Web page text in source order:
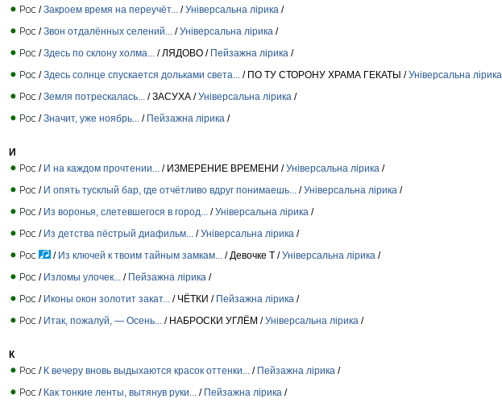
/Закроем время на переучёт... /Універсальна лірика /
/Звон отдалённых селений... /Універсальна лірика /
/Здесь по склону холма... / ЛЯДОВО / Пейзажна лірика /
/Здесь солнце спускается дольками света... / ПО ТУ СТОРОНУ ХРАМА ГЕКАТЫ /Універсальна лірика
/Земля потрескалась... / ЗАСУХА /Універсальна лірика /
/Значит, уже ноябрь... / Пейзажна лірика /
И
/ И на каждом прочтении... / ИЗМЕРЕНИЕ ВРЕМЕНИ /Універсальна лірика /
/ И опять тусклый бар, где отчётливо вдруг понимаешь... /Універсальна лірика /
/ Из воронья, слетевшегося в город... /Універсальна лірика /
/ Из детства пёстрый диафильм... /Універсальна лірика /
/ Из ключей к твоим тайным замкам... / Девочке Т /Універсальна лірика /
/ Изломы улочек... / Пейзажна лірика /
/ Иконы окон золотит закат... / ЧЁТКИ / Пейзажна лірика /
/ Итак, пожалуй, — Осень... / НАБРОСКИ УГЛЁМ /Універсальна лірика /
К
/ К вечеру вновь выдыхаются красок оттенки... / Пейзажна лірика /
/ Как тонкие ленты, вытянув руки... / Пейзажна лірика /